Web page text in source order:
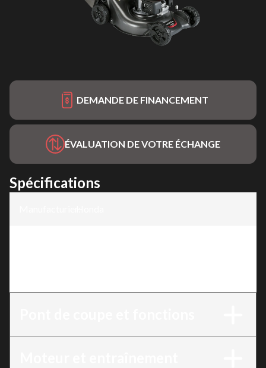
DEMANDE DE FINANCEMENT
ÉVALUATION DE VOTRE ÉCHANGE
Spécifications